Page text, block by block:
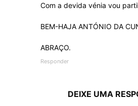
Com a devida vénia vou
BEM-HAJA ANTÓNIO DA
ABRAÇO.
Responder
DEIXE UMA